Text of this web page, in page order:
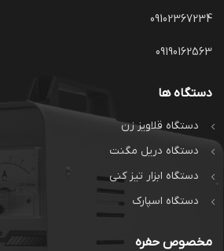
09102367234
09190162563
دستگاه ها
دستگاه قلاویز زن
دستگاه دریل مگنت
دستگاه ابزار تیز کنی
دستگاه اسپارک
مخصوص حفره